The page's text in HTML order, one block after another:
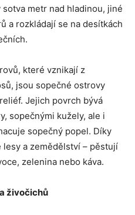
metr nad hladinou, jiné
a rozkládají se na desítkách
které vznikají z
jsou sopečné ostrovy
Jejich povrch bývá
sopečnými kužely, ale i
sopečný popel. Díky
a zemědělství – pěstují
zelenina nebo káva.
živočichů